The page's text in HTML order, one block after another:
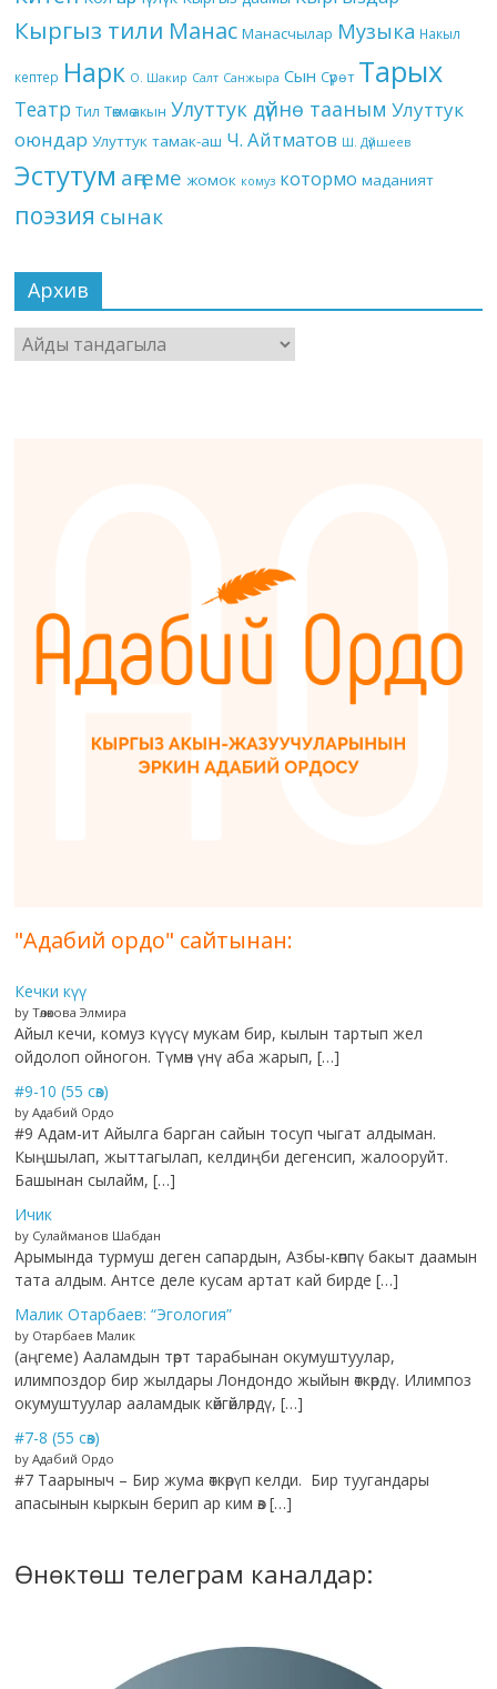
Кыргыз тили Манас Манасчылар Музыка Накыл
кептер Нарк О. Шакир Салт Санжыра Сын Сүрөт Тарых
Театр Тил Төкмө акын Улуттук дүйнө тааным Улуттук
оюндар Улуттук тамак-аш Ч. Айтматов Ш. Дүйшеев
Эстутум аңгеме жомок комуз котормо маданият
поэзия сынак
Архив
Архив
"Адабий ордо" сайтынан:
Кечки күү
by Төлөкова Элмира
Айыл кечи, комуз күүсү мукам бир, кылын тартып жел
ойдолоп ойногон. Түмөн үнү аба жарып, […]
#9-10 (55 сөз)
by Адабий Ордо
#9 Адам-ит Айылга барган сайын тосуп чыгат алдыман.
Кыңшылап, жыттагылап, келдиңби дегенсип, жалооруйт.
Башынан сылайм, […]
Ичик
by Сулайманов Шабдан
Арымында турмуш деген сапардын, Азбы-көппү бакыт даамын
тата алдым. Антсе деле кусам артат кай бирде […]
Малик Отарбаев: “Эгология”
by Отарбаев Малик
(аңгеме) Ааламдын төрт тарабынан окумуштуулар,
илимпоздор бир жылдары Лондондо жыйын өткөрдү. Илимпоз
окумуштуулар ааламдык көйгөйлөрдү, […]
#7-8 (55 сөз)
by Адабий Ордо
#7 Таарыныч – Бир жума өткөрүп келди. Бир туугандары
апасынын кыркын берип ар ким өз […]
Өнөктөш телеграм каналдар: